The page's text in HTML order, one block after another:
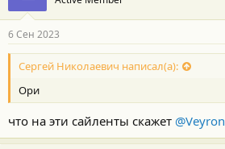
6 Сен 2023
Сергей Николаевич написал(а):
Ори
что на эти сайленты скажет @Veyron